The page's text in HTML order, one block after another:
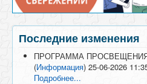
Последние изменения
ПРОГРАММА
(Информация) 25-06-2026
Подробнее...